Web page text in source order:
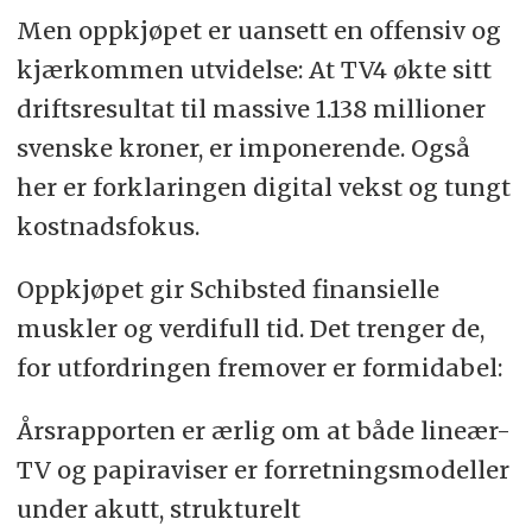
Men oppkjøpet er uansett en offensiv og
kjærkommen utvidelse: At TV4 økte sitt
driftsresultat til massive 1.138 millioner
svenske kroner, er imponerende. Også
her er forklaringen digital vekst og tungt
kostnadsfokus.
Oppkjøpet gir Schibsted finansielle
muskler og verdifull tid. Det trenger de,
for utfordringen fremover er formidabel:
Årsrapporten er ærlig om at både lineær-
TV og papiraviser er forretningsmodeller
under akutt, strukturelt